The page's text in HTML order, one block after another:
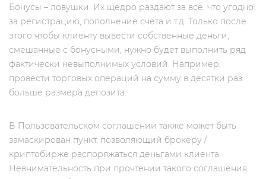
Бонусы – ловушки. Их щедро раздают за всё, что угодно:
за регистрацию, пополнение счёта и т.д. Только после
этого чтобы клиенту вывести собственные деньги,
смешанные с бонусными, нужно будет выполнить ряд
фактически невыполнимых условий. Например,
провести торговых операций на сумму в десятки раз
больше размера депозита.
В Пользовательском соглашении также может быть
замаскирован пункт, позволяющий брокеру /
криптобирже распоряжаться деньгами клиента.
Невнимательность при прочтении такого соглашения